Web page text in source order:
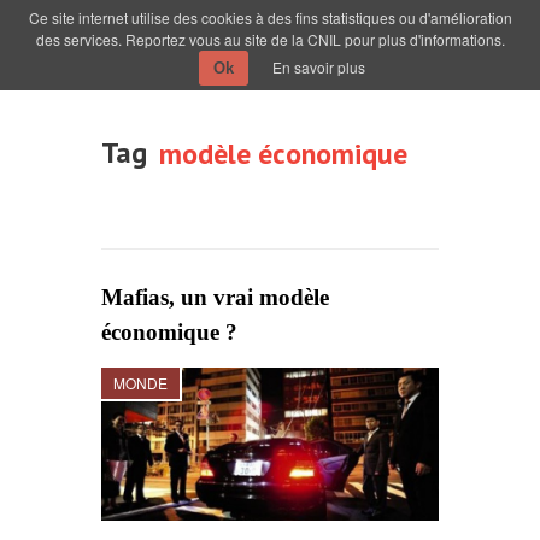
Tag modèle économique
Mafias, un vrai modèle
économique ?
MONDE
Ce site internet utilise des cookies à des fins statistiques ou d'amélioration
des services. Reportez vous au site de la CNIL pour plus d'informations.
Ok En savoir plus